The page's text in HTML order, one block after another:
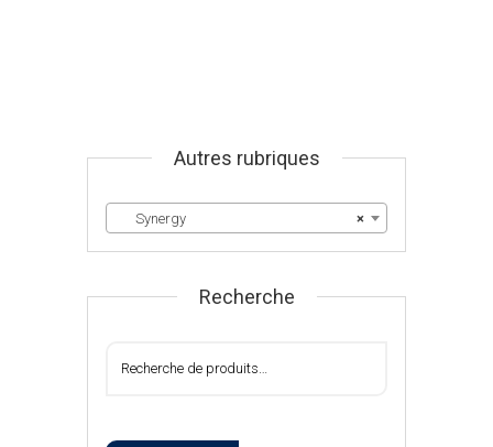
Autres rubriques
×
Synergy
Recherche